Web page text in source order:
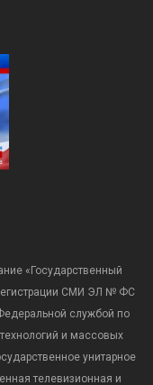
«Государственный
СМИ ЭЛ № ФС
службой по
и массовых
унитарное
телевизионная и